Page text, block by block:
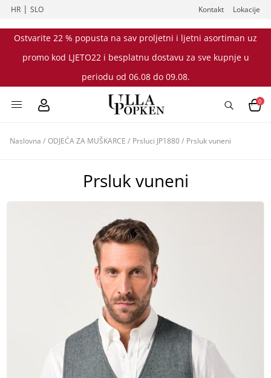
HR |SLO Kontakt Lokacije
Ostvarite 22 % popusta na sav proljetni i ljetni asortiman uz
promo kod LJETO22 i besplatnu dostavu za sve kupnje u
periodu od 06.08 do 09.08.
0
Naslovna / ODJEĆA ZA MUŠKARCE / Prsluci JP1880/ Prsluk vuneni
Prsluk vuneni